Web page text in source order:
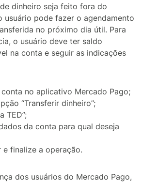
dinheiro seja feito fora do
usuário pode fazer o agendamento
no próximo dia útil. Para
o usuário deve ter saldo
na conta e seguir as indicações
conta no aplicativo Mercado Pago;
“Transferir dinheiro”;
TED”;
da conta para qual deseja
finalize a operação.
dos usuários do Mercado Pago,